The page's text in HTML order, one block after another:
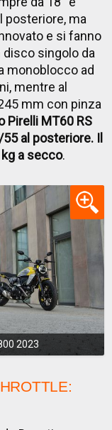
posteriore, ma
e si fanno
disco singolo da
monoblocco ad
mentre al
mm con pinza
Pirelli MT60 RS
al posteriore. Il
a secco.
2023